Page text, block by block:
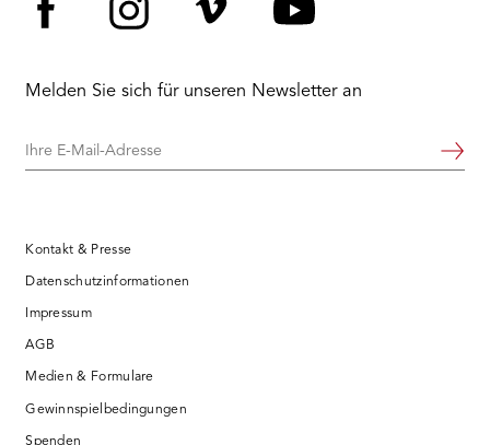
Melden Sie sich für unseren Newsletter an
Ihre
Weiter
Kontakt & Presse
Datenschutzinformationen
Impressum
AGB
Medien & Formulare
Gewinnspielbedingungen
Spenden